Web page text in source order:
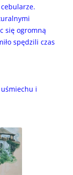
się ogromną
spędzili czas
uśmiechu i